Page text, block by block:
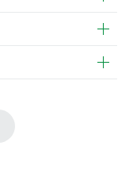
を発送いたします。
降のご注文は週明け
負担とさせていただ
ジ内 購入履歴画面に